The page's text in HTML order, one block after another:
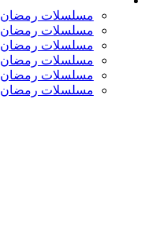
مسلسلات رمضان 2026
مسلسلات رمضان 2025
مسلسلات رمضان 2024
مسلسلات رمضان 2023
مسلسلات رمضان 2022
مسلسلات رمضان 2021